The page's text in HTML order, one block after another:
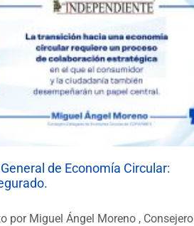
de Economía Circular:
por Miguel Ángel Moreno , Consejero